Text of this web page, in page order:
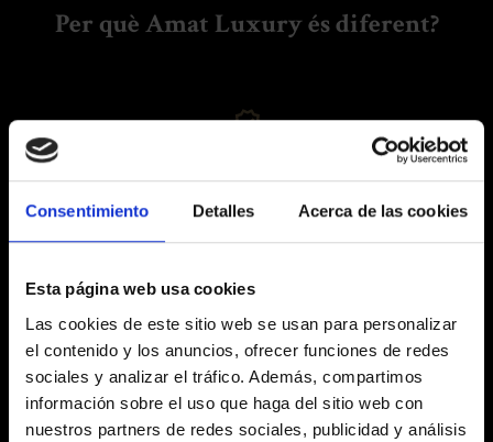
Consentimiento Detalles Acerca de las cookies
Esta página web usa cookies
Las cookies de este sitio web se usan para personalizar
el contenido y los anuncios, ofrecer funciones de redes
sociales y analizar el tráfico. Además, compartimos
información sobre el uso que haga del sitio web con
nuestros partners de redes sociales, publicidad y análisis